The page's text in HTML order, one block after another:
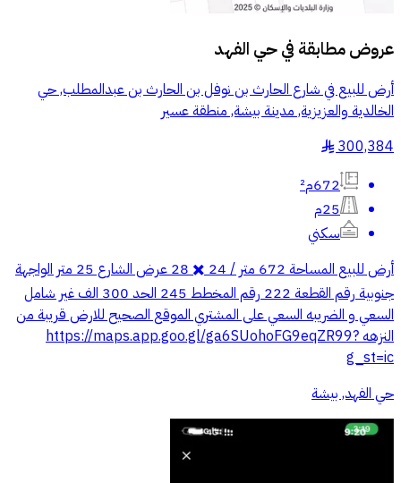
عروض مطابقة فيحي الفهد
أرض للبيع في شارع الحارث بن نوفل بن الحارث بن عبدالمطلب, حي
الخالدية والعزيزية, مدينة بيشة, منطقة عسير
300,384
§
672م²
25م
سكني
أرض للبيع المساحة 672 متر / 24 ✖️ 28 عرض الشارع 25 متر الواجهة
جنوبية رقم القطعة 222 رقم المخطط 245 الحد 300 الف غير شامل
السعي و الضريبه السعي على المشتري الموقع الصحيح للارض قريبة من
النزهه https://maps.app.goo.gl/ga6SUohoFG9eqZR99?
g_st=ic
حي الفهد, بيشة